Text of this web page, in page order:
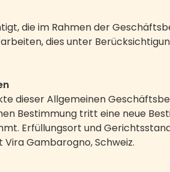
die im Rahmen der
dies unter
dieser Allgemeinen
Bestimmung tritt eine neue
Erfüllungsort und
Gambarogno, Schweiz.